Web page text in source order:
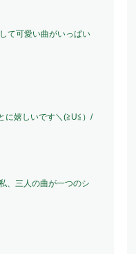
て可愛い曲がいっぱい
に嬉しいです＼(≧U≦）/
、三人の曲が一つのシ